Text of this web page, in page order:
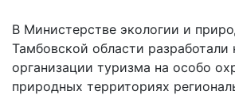
В Министерстве экологии и
Тамбовской области разработали
организации туризма на особо
природных территориях